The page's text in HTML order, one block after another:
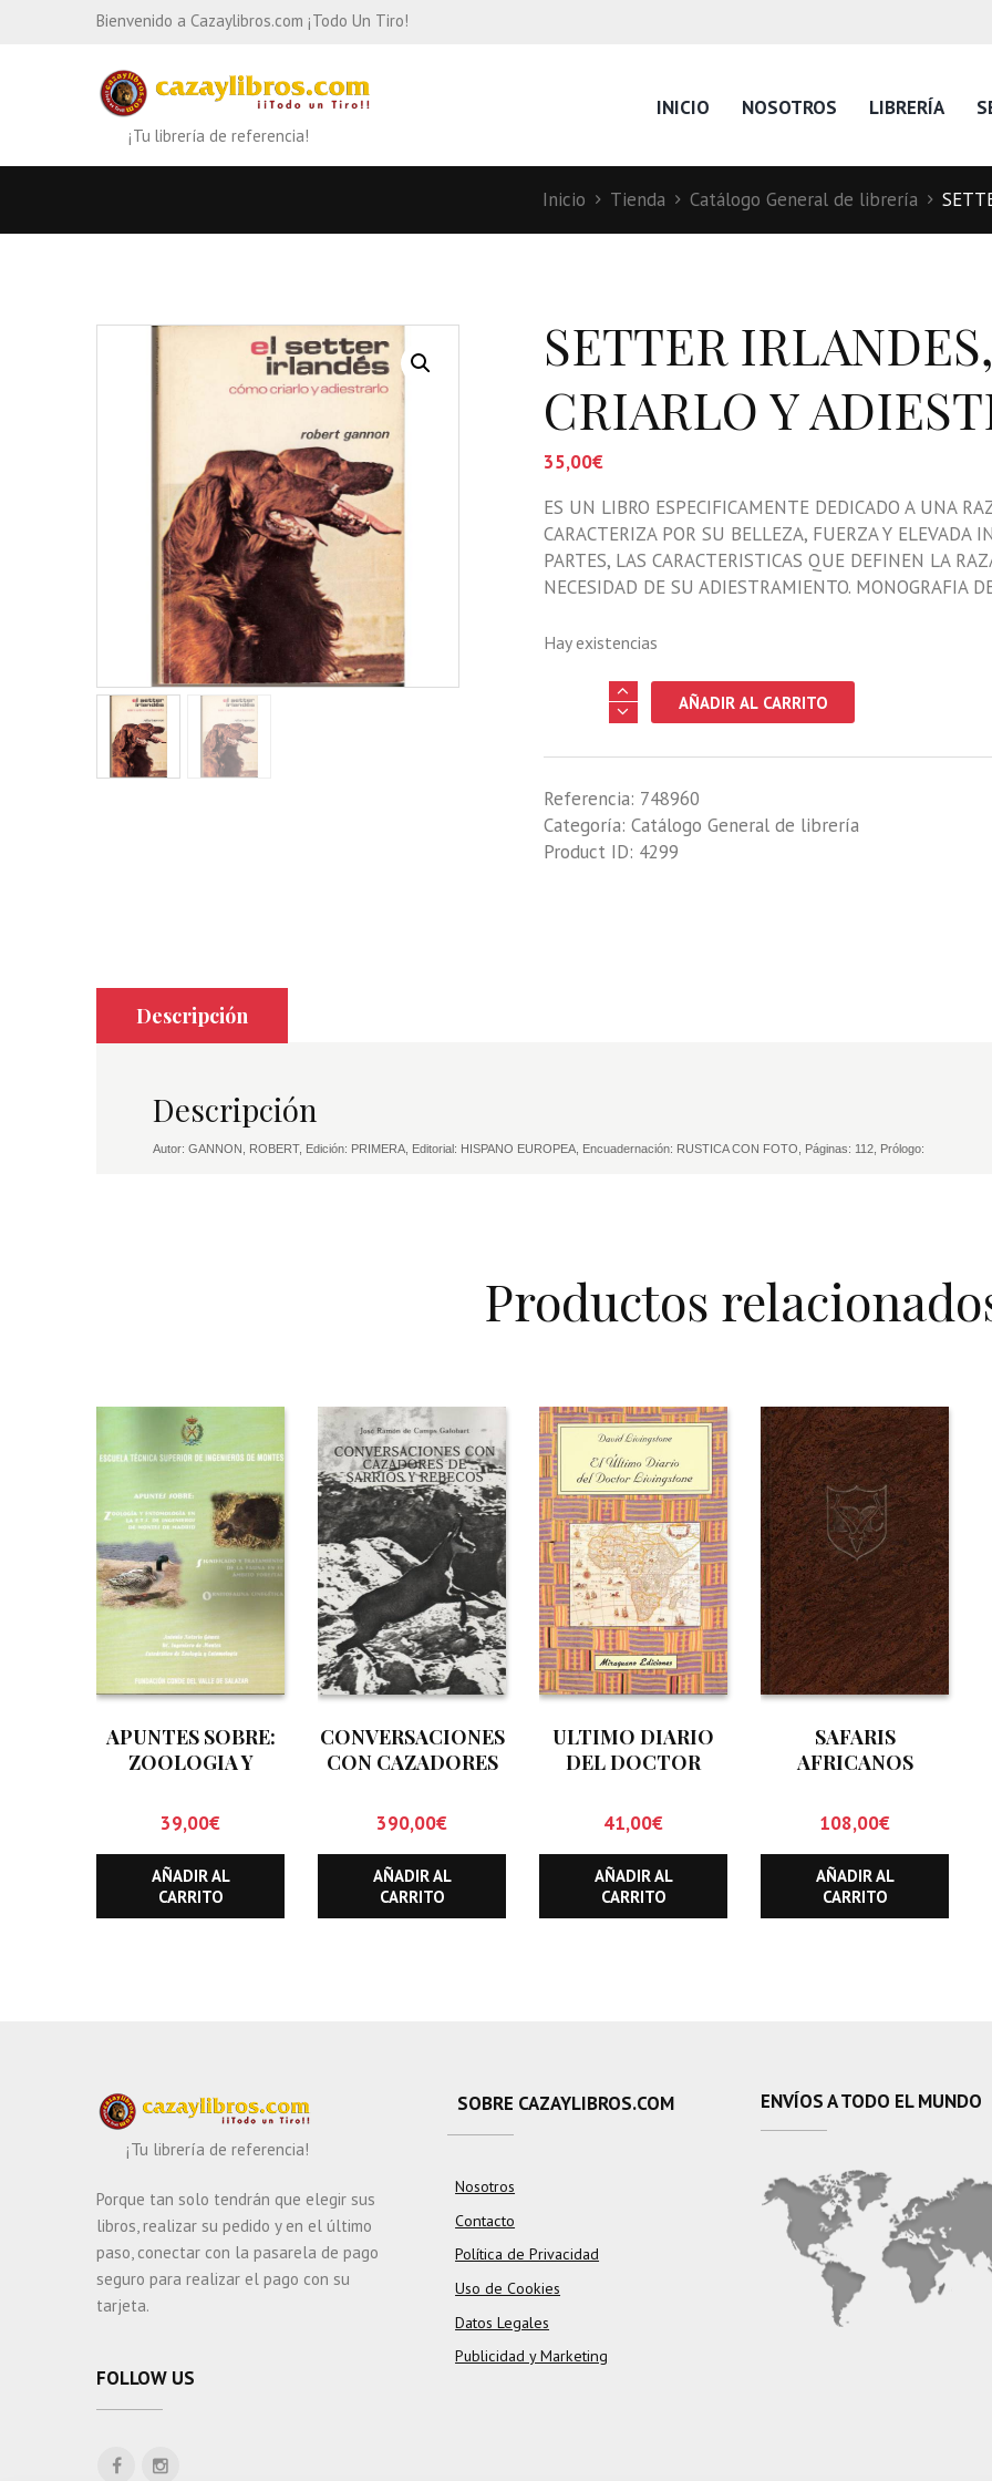
Bienvenido a Cazaylibros.com ¡Todo Un Tiro!
¡Tu librería de referencia!
INICIO NOSOTROS LIBRERÍA
Inicio Tienda Catálogo General de librería
SETTER
CRIARLO Y
35,00€
ES UN LIBRO ESPECIFICAMENTE DEDICADO A UNA
CARACTERIZA POR SU BELLEZA, FUERZA Y ELEVADA
PARTES, LAS CARACTERISTICAS QUE DEFINEN LA
NECESIDAD DE SU ADIESTRAMIENTO. MONOGRAFIA
Hay existencias
IRLANDES,
CRIARLO
Y
ADIESTRARLO
AÑADIR AL CARRITO
Referencia: 748960
Categoría: Catálogo General de librería
Product ID: 4299
Descripción
Descripción
Autor: GANNON, ROBERT, Edición: PRIMERA, Editorial: HISPANO EUROPEA, Encuadernación: RUSTICA CON FOTO, Páginas: 112, Prólogo:
Productos
APUNTES SOBRE:
ZOOLOGIA Y
LA E.T.S. DE
INGENIEROS DE
MONTES DE
MADRID.
SIGNIFICADO Y
39,00€
AÑADIR AL
CARRITO
CONVERSACIONES
CON CAZADORES
REBECOS
390,00€
AÑADIR AL
CARRITO
ULTIMO DIARIO
DEL DOCTOR
41,00€
AÑADIR AL
CARRITO
SAFARIS
AFRICANOS
108,00€
AÑADIR AL
CARRITO
¡Tu librería de referencia!
Porque tan solo tendrán que elegir sus
libros, realizar su pedido y en el último
paso, conectar con la pasarela de pago
seguro para realizar el pago con su
tarjeta.
FOLLOW US
SOBRE CAZAYLIBROS.COM
Nosotros
Contacto
Política de Privacidad
Uso de Cookies
Datos Legales
Publicidad y Marketing
ENVÍOS A TODO EL MUNDO